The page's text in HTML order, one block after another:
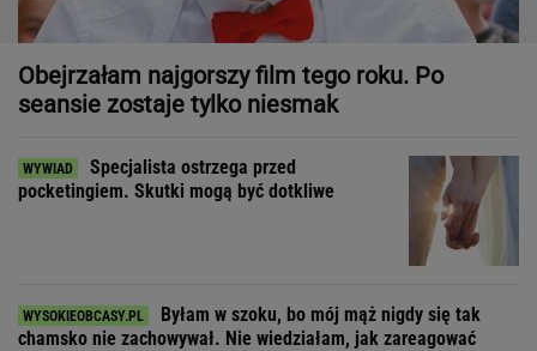
Obejrzałam najgorszy film tego roku. Po
seansie zostaje tylko niesmak
Specjalista ostrzega przed
pocketingiem. Skutki mogą być dotkliwe
Byłam w szoku, bo mój mąż nigdy się tak
chamsko nie zachowywał. Nie wiedziałam, jak zareagować